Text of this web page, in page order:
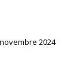
2024